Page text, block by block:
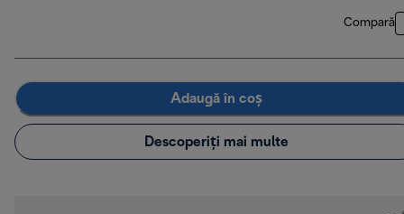
Compară
Adaugă în coș
Descoperiți mai multe